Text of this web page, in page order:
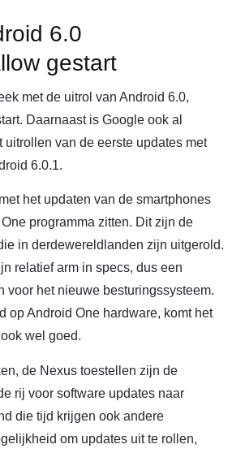
6.0
gestart
met de uitrol van Android 6.0,
Daarnaast is Google ook al
uitrollen van de eerste updates met
6.0.1.
het updaten van de smartphones
programma zitten. Dit zijn de
in derdewereldlanden zijn uitgerold.
relatief arm in specs, dus een
voor het nieuwe besturingssysteem.
op Android One hardware, komt het
wel goed.
de Nexus toestellen zijn de
rij voor software updates naar
die tijd krijgen ook andere
om updates uit te rollen,